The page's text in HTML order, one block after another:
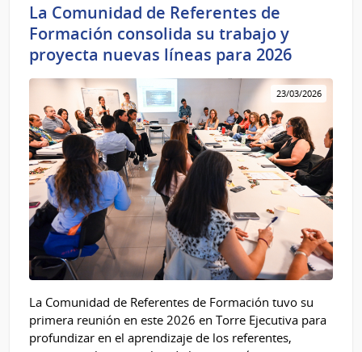
La Comunidad de Referentes de
Formación consolida su trabajo y
proyecta nuevas líneas para 2026
23/03/2026
La Comunidad de Referentes de Formación tuvo su
primera reunión en este 2026 en Torre Ejecutiva para
profundizar en el aprendizaje de los referentes,